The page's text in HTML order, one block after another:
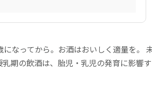
になってから。お酒はおいしく適量を。
期の飲酒は、胎児・乳児の発育に影響